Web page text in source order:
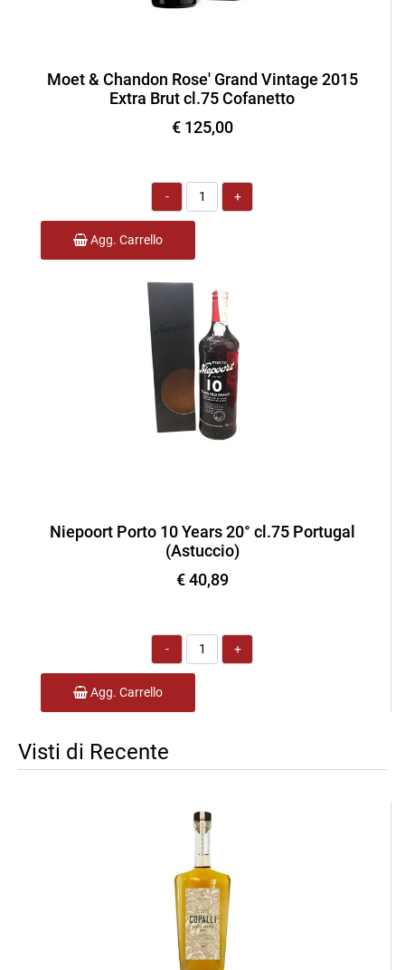
Moet & Chandon Rose' Grand Vintage 2015
Extra Brut cl.75 Cofanetto
€ 125,00
Quantità
Agg. Carrello
Niepoort Porto 10 Years 20° cl.75 Portugal
(Astuccio)
€ 40,89
Quantità
Agg. Carrello
Visti di Recente